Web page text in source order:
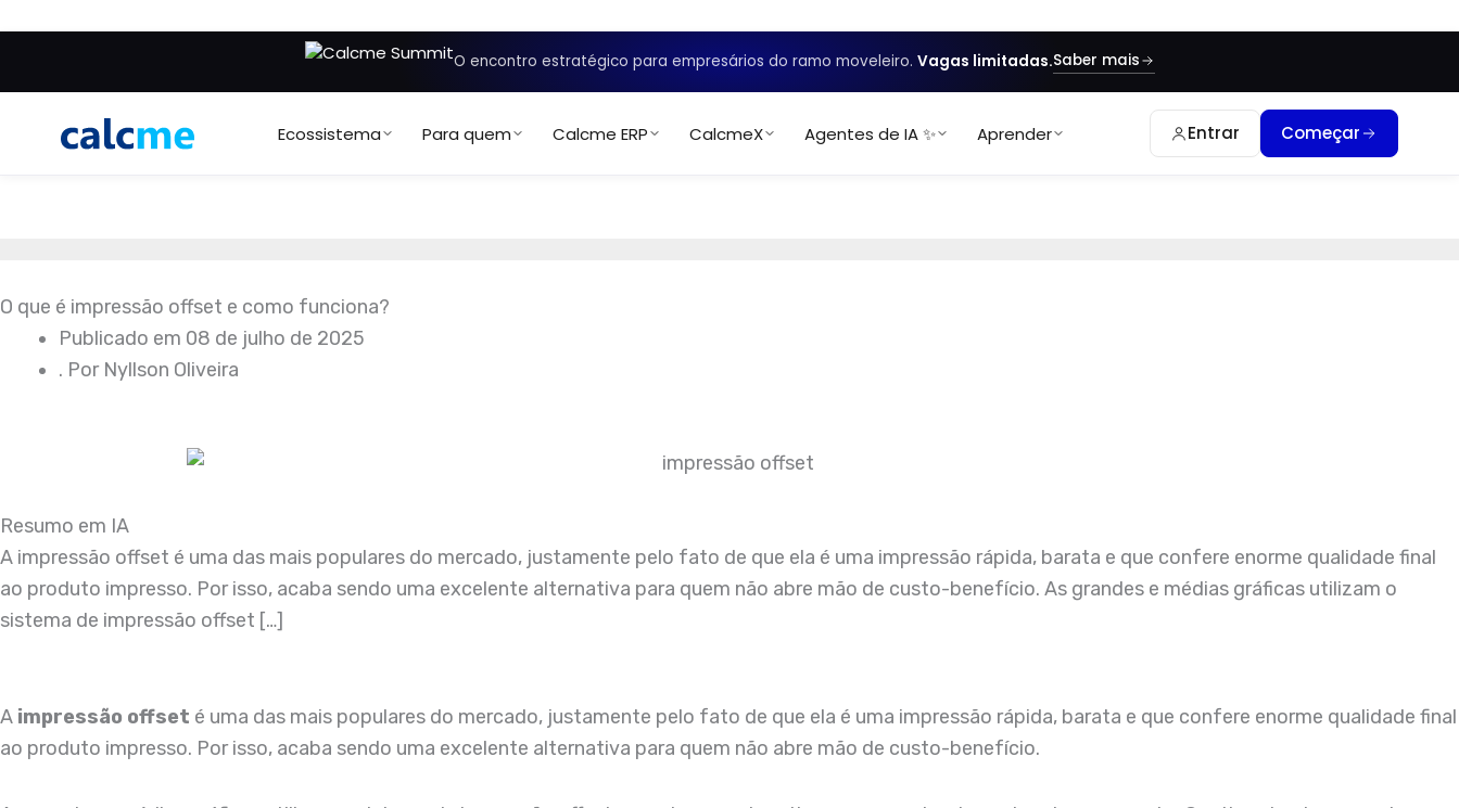
O encontro estratégico para empresários do ramo moveleiro. Vagas limitadas.Saber mais
Ecossistema Para quem Calcme ERP CalcmeX Agentes de IA ✨ Aprender Entrar Começar
O que é impressão offset e como funciona?
Publicado em 08 de julho de 2025
. PorNyllson Oliveira
Resumo em IA
A impressão offset é uma das mais populares do mercado, justamente pelo fato de que ela é uma impressão rápida, barata e que confere enorme qualidade final
ao produto impresso. Por isso, acaba sendo uma excelente alternativa para quem não abre mão de custo-benefício. As grandes e médias gráficas utilizam o
sistema de impressão offset […]
A impressão offset é uma das mais populares do mercado, justamente pelo fato de que ela é uma impressão rápida, barata e que confere enorme qualidade final
ao produto impresso. Por isso, acaba sendo uma excelente alternativa para quem não abre mão de custo-benefício.